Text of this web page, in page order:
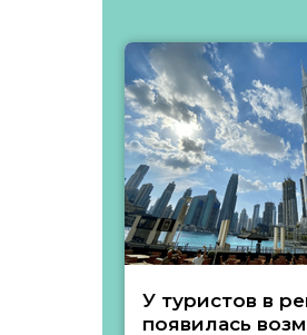
У туристов в
появилась